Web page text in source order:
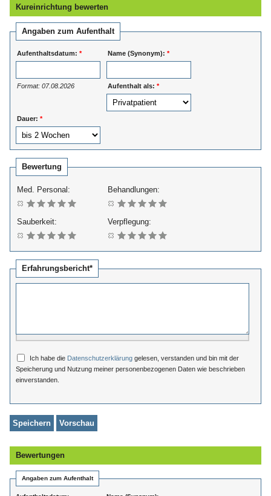
Kureinrichtung bewerten
Angaben zum Aufenthalt
Aufenthaltsdatum: *
Format: 07.08.2026
Name (Synonym): *
Aufenthalt als: *
Dauer: *
Bewertung
Med. Personal: Behandlungen:
Sauberkeit: Verpflegung:
Erfahrungsbericht*
Ich habe die Datenschutzerklärung gelesen, verstanden und bin mit der
Speicherung und Nutzung meiner personenbezogenen Daten wie beschrieben
einverstanden.
Bewertungen
Angaben zum Aufenthalt